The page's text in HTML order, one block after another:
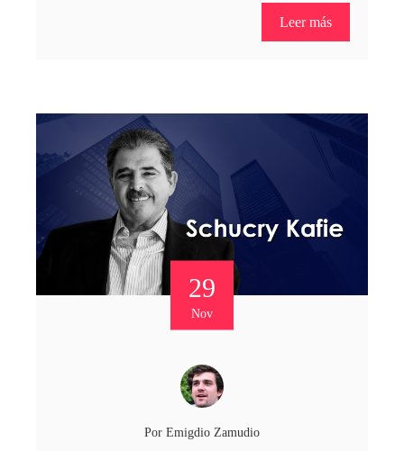
Leer más
29
Nov
Por Emigdio Zamudio